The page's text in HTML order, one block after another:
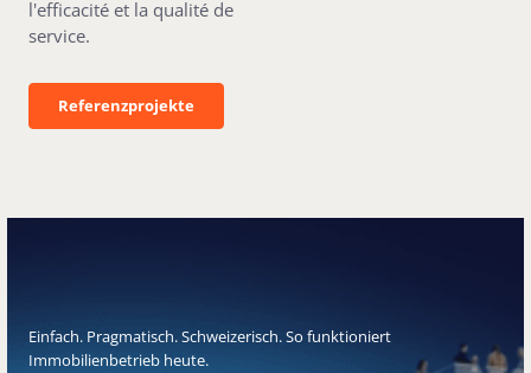
l'efficacité et la qualité de
service.
Referenzprojekte
Referenzprojekte
Einfach. Pragmatisch. Schweizerisch. So funktioniert
Immobilienbetrieb heute.